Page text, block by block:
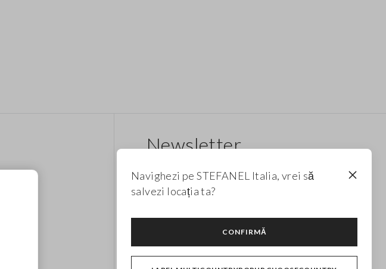
Newsletter
și promoții. Pentru tine, reducere de 10%.
Urmărește-ne
Navighezi pe STEFANEL Italia, vrei să
salvezi locația ta?
CONFIRMĂ